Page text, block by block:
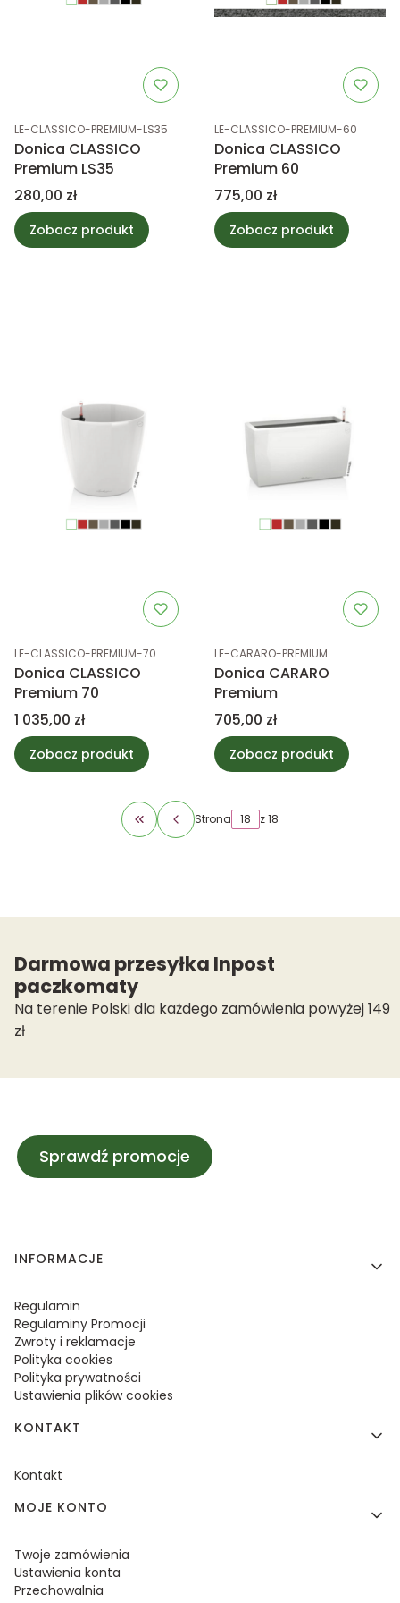
Kod produktu
LE-CLASSICO-PREMIUM-LS35
Donica CLASSICO
Premium LS35
Cena
280,00 zł
Zobacz produkt
Kod produktu
LE-CLASSICO-PREMIUM-60
Donica CLASSICO
Premium 60
Cena
775,00 zł
Zobacz produkt
Kod produktu
LE-CLASSICO-PREMIUM-70
Donica CLASSICO
Premium 70
Cena
1 035,00 zł
Zobacz produkt
Kod produktu
LE-CARARO-PREMIUM
Donica CARARO
Premium
Cena
705,00 zł
Zobacz produkt
Wróć do pierwszej strony z produktami
Strona z 18
Darmowa przesyłka Inpost
paczkomaty
Na terenie Polski dla każdego zamówienia powyżej 149
zł
Sprawdź promocje
Linki w stopce
INFORMACJE
Regulamin
Regulaminy Promocji
Zwroty i reklamacje
Polityka cookies
Polityka prywatności
Ustawienia plików cookies
KONTAKT
Kontakt
MOJE KONTO
Twoje zamówienia
Ustawienia konta
Przechowalnia